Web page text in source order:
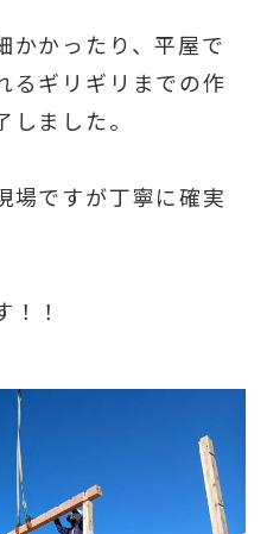
かかったり、平屋で
るギリギリまでの作
ました。
場ですが丁寧に確実
！